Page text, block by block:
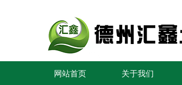
网站首页 关于我们